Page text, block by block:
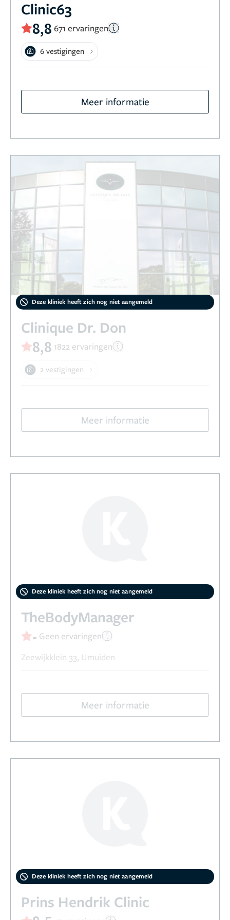
Clinic63
8,8 671 ervaringen
6 vestigingen
Meer informatie
Deze kliniek heeft zich nog niet aangemeld
Clinique Dr. Don
8,8 1822 ervaringen
2 vestigingen
Meer informatie
Deze kliniek heeft zich nog niet aangemeld
TheBodyManager
- Geen ervaringen
Zeewijkklein 33, IJmuiden
Meer informatie
Deze kliniek heeft zich nog niet aangemeld
Prins Hendrik Clinic